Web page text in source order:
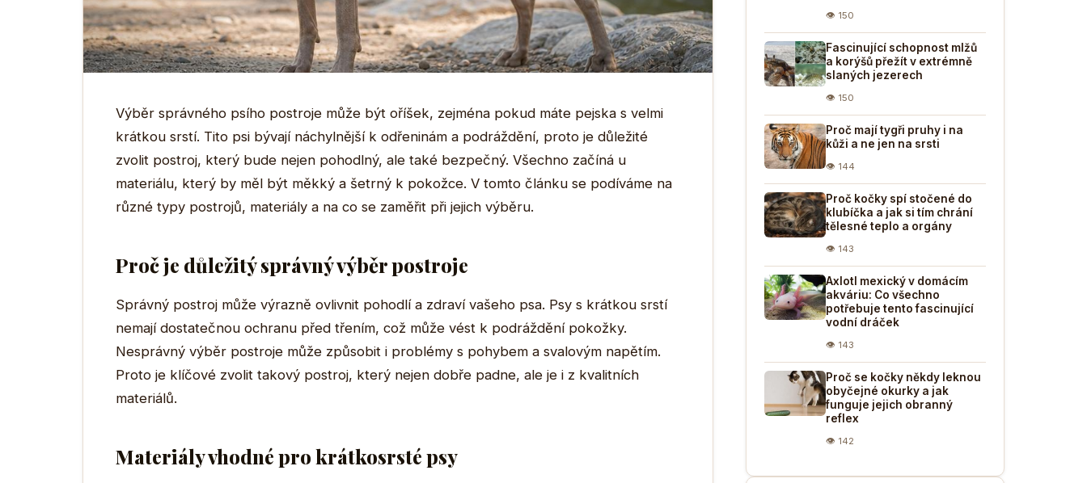
Výběr správného psího postroje může být oříšek, zejména pokud máte pejska s velmi
krátkou srstí. Tito psi bývají náchylnější k odřeninám a podráždění, proto je důležité
zvolit postroj, který bude nejen pohodlný, ale také bezpečný. Všechno začíná u
materiálu, který by měl být měkký a šetrný k pokožce. V tomto článku se podíváme na
různé typy postrojů, materiály a na co se zaměřit při jejich výběru.
Proč je důležitý správný výběr postroje
Správný postroj může výrazně ovlivnit pohodlí a zdraví vašeho psa. Psy s krátkou srstí
nemají dostatečnou ochranu před třením, což může vést k podráždění pokožky.
Nesprávný výběr postroje může způsobit i problémy s pohybem a svalovým napětím.
Proto je klíčové zvolit takový postroj, který nejen dobře padne, ale je i z kvalitních
materiálů.
Materiály vhodné pro krátkosrsté psy
👁 150
Fascinující schopnost mlžů
a korýšů přežít v extrémně
slaných jezerech
👁 150
Proč mají tygři pruhy i na
kůži a ne jen na srsti
👁 144
Proč kočky spí stočené do
klubíčka a jak si tím chrání
tělesné teplo a orgány
👁 143
Axlotl mexický v domácím
akváriu: Co všechno
potřebuje tento fascinující
vodní dráček
👁 143
Proč se kočky někdy leknou
obyčejné okurky a jak
funguje jejich obranný
reflex
👁 142